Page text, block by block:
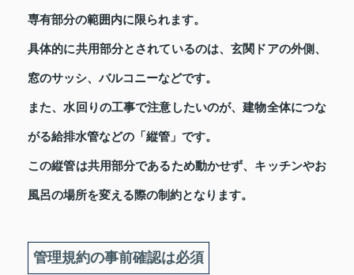
専有部分の範囲内に限られます。
具体的に共用部分とされているのは、玄関ドアの外側、
窓のサッシ、バルコニーなどです。
また、水回りの工事で注意したいのが、建物全体につな
がる給排水管などの「縦管」です。
この縦管は共用部分であるため動かせず、キッチンやお
風呂の場所を変える際の制約となります。
管理規約の事前確認は必須